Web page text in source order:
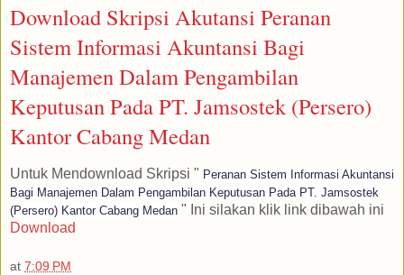
Download Skripsi Akutansi Peranan
Sistem Informasi Akuntansi Bagi
Manajemen Dalam Pengambilan
Keputusan Pada PT. Jamsostek (Persero)
Kantor Cabang Medan
Untuk Mendownload Skripsi " Peranan Sistem Informasi Akuntansi
Bagi Manajemen Dalam Pengambilan Keputusan Pada PT. Jamsostek
(Persero) Kantor Cabang Medan " Ini silakan klik link dibawah ini
Download
at 7:09 PM